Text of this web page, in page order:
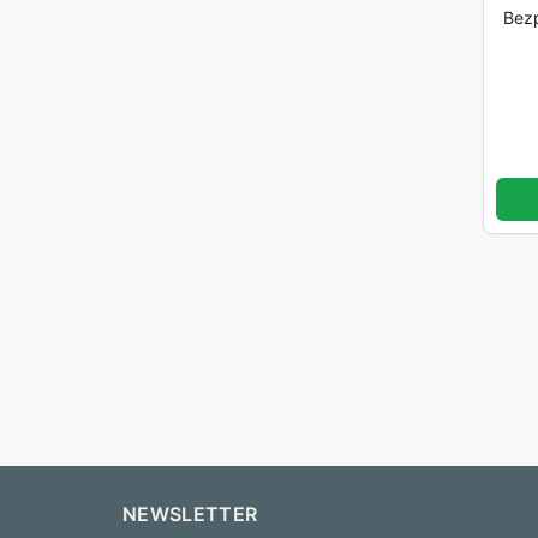
NEWSLETTER